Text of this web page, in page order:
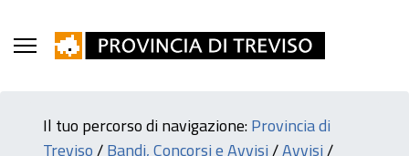
Il tuo percorso di navigazione:Provincia di
Treviso/Bandi, Concorsi e Avvisi/Avvisi/